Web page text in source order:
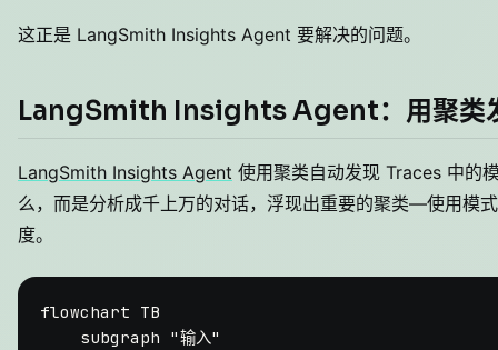
这正是 LangSmith Insights Agent 要解决的问题。
LangSmith Insights Agent：用聚类
LangSmith Insights Agent 使用聚类自动发现 Traces 中的
么，而是分析成千上万的对话，浮现出重要的聚类—使用模
度。
flowchart TB
    subgraph "输入"